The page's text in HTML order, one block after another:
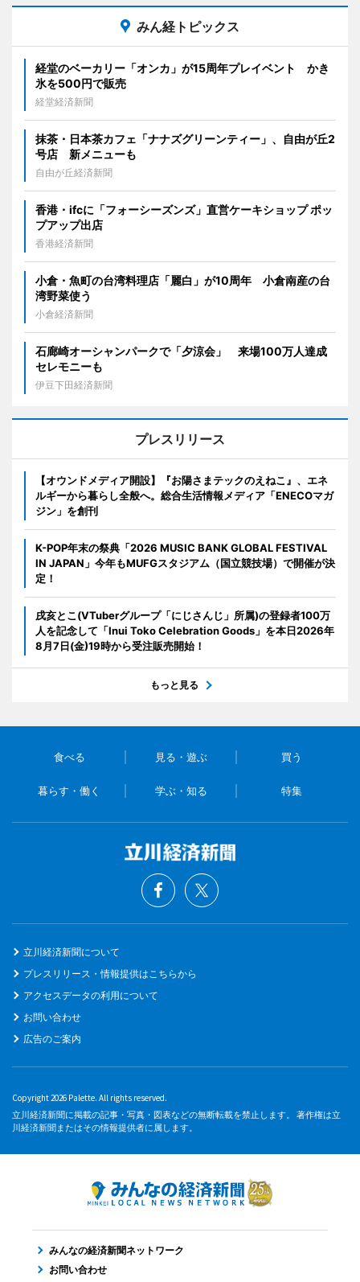
みん経トピックス
経堂のベーカリー「オンカ」が15周年プレイベント かき
氷を500円で販売
経堂経済新聞
抹茶・日本茶カフェ「ナナズグリーンティー」、自由が丘2
号店 新メニューも
自由が丘経済新聞
香港・ifcに「フォーシーズンズ」直営ケーキショップ ポッ
プアップ出店
香港経済新聞
小倉・魚町の台湾料理店「麗白」が10周年 小倉南産の台
湾野菜使う
小倉経済新聞
石廊崎オーシャンパークで「夕涼会」 来場100万人達成
セレモニーも
伊豆下田経済新聞
プレスリリース
【オウンドメディア開設】『お陽さまテックのえねこ』、エネ
ルギーから暮らし全般へ。総合生活情報メディア「ENECOマガ
ジン」を創刊
K-POP年末の祭典「2026 MUSIC BANK GLOBAL FESTIVAL
IN JAPAN」今年もMUFGスタジアム（国立競技場）で開催が決
定！
戌亥とこ(VTuberグループ「にじさんじ」所属)の登録者100万
人を記念して「Inui Toko Celebration Goods」を本日2026年
8月7日(金)19時から受注販売開始！
もっと見る
食べる 見る・遊ぶ 買う
暮らす・働く 学ぶ・知る 特集
立川経済新聞について
プレスリリース・情報提供はこちらから
アクセスデータの利用について
お問い合わせ
広告のご案内
Copyright 2026 Palette. All rights reserved.
立川経済新聞に掲載の記事・写真・図表などの無断転載を禁止します。 著作権は立
川経済新聞またはその情報提供者に属します。
みんなの経済新聞ネットワーク
お問い合わせ